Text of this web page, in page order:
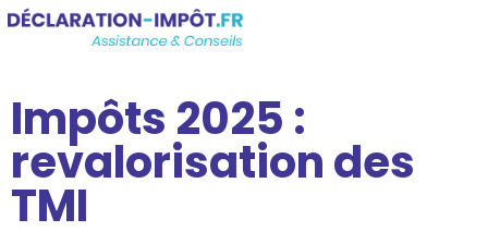
Impôts 2025 :
revalorisation des
TMI